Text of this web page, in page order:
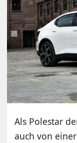
Als Polestar
auch von